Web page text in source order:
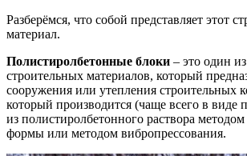
Разберёмся, что собой представляет этот
материал.
Полистиролбетонные блоки – это один
строительных материалов, который
сооружения или утепления строительных
который производится (чаще всего в виде
из полистиролбетонного раствора
формы или методом вибропрессования.